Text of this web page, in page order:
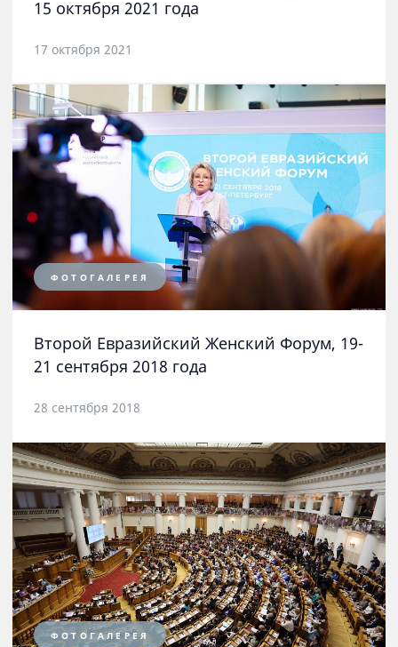
15 октября 2021 года
17 октября 2021
ФОТОГАЛЕРЕЯ
Второй Евразийский Женский Форум, 19-
21 сентября 2018 года
28 сентября 2018
ФОТОГАЛЕРЕЯ